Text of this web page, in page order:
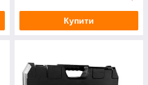
Купити